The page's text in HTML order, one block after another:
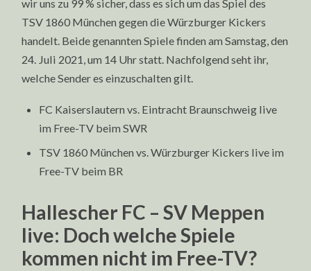
wir uns zu 99 % sicher, dass es sich um das Spiel des
TSV 1860 München gegen die Würzburger Kickers
handelt. Beide genannten Spiele finden am Samstag, den
24. Juli 2021, um 14 Uhr statt. Nachfolgend seht ihr,
welche Sender es einzuschalten gilt.
FC Kaiserslautern vs. Eintracht Braunschweig live
im Free-TV beim SWR
TSV 1860 München vs. Würzburger Kickers live im
Free-TV beim BR
Hallescher FC – SV Meppen
live: Doch welche Spiele
kommen nicht im Free-TV?